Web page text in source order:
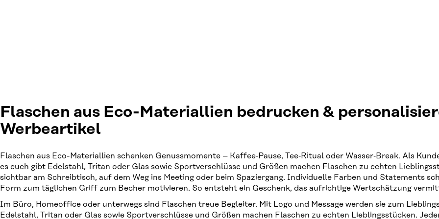
Flaschen aus Eco-Materiallien bedrucken &
Werbeartikel
Flaschen aus Eco-Materiallien schenken Genussmomente – Kaffee‑Pause, Tee‑Ritual oder Wasser‑Break. Als
es euch gibt Edelstahl, Tritan oder Glas sowie Sportverschlüsse und Größen machen Flaschen zu echten
sichtbar am Schreibtisch, auf dem Weg ins Meeting oder beim Spaziergang. Individuelle Farben und Statements
Form zum täglichen Griff zum Becher motivieren. So entsteht ein Geschenk, das aufrichtige Wertschätzung
Im Büro, Homeoffice oder unterwegs sind Flaschen treue Begleiter. Mit Logo und Message werden sie zum
Edelstahl, Tritan oder Glas sowie Sportverschlüsse und Größen machen Flaschen zu echten Lieblingsstücken.